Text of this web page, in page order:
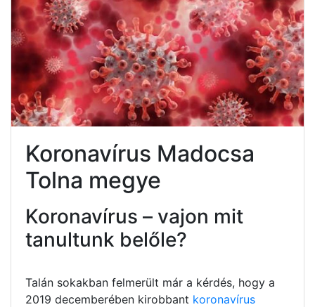
Koronavírus Madocsa
Tolna megye
Koronavírus – vajon mit
tanultunk belőle?
Talán sokakban felmerült már a kérdés, hogy a
2019 decemberében kirobbant koronavírus